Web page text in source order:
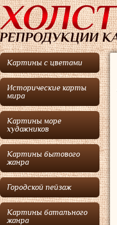
Картины с цветами
Исторические карты
мира
Картины море
художников
Картины бытового
жанра
Городской пейзаж
Картины батального
жанра